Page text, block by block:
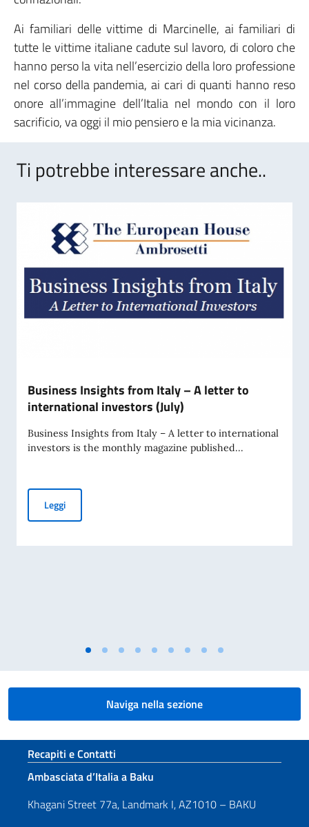
Ai familiari delle vittime di Marcinelle, ai familiari di
tutte le vittime italiane cadute sul lavoro, di coloro che
hanno perso la vita nell’esercizio della loro professione
nel corso della pandemia, ai cari di quanti hanno reso
onore all’immagine dell’Italia nel mondo con il loro
sacrificio, va oggi il mio pensiero e la mia vicinanza.
Ti potrebbe interessare anche..
Business Insights from Italy – A letter to
international investors (July)
Business Insights from Italy – A letter to international
investors is the monthly magazine published...
LeggiBusiness Insights from Italy – A letter to international
Naviga nella sezione
Sezione footer
Recapiti e Contatti
Ambasciata d’Italia a Baku
Khagani Street 77a, Landmark I, AZ1010 – BAKU